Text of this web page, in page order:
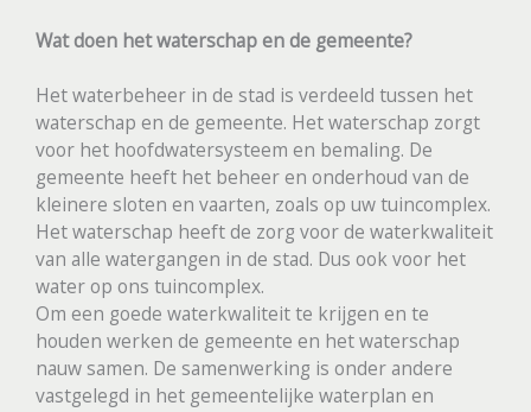
Wat doen het waterschap en de gemeente?
Het waterbeheer in de stad is verdeeld tussen het
waterschap en de gemeente. Het waterschap zorgt
voor het hoofdwatersysteem en bemaling. De
gemeente heeft het beheer en onderhoud van de
kleinere sloten en vaarten, zoals op uw tuincomplex.
Het waterschap heeft de zorg voor de waterkwaliteit
van alle watergangen in de stad. Dus ook voor het
water op ons tuincomplex.
Om een goede waterkwaliteit te krijgen en te
houden werken de gemeente en het waterschap
nauw samen. De samenwerking is onder andere
vastgelegd in het gemeentelijke waterplan en